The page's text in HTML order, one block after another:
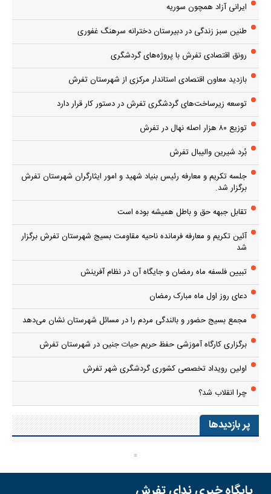
ایرانی آزاد همچون سوریه
طنین سبز زندگی در دبیرستان دخترانه سرهنگ غفوری
رونق اقتصادی تفرش با پروژه‌های گردشگری
بازدید معاون اقتصادی استاندار مرکزی از شهرستان تفرش
توسعه زیرساخت‌های گردشگری تفرش در دستور کار قرار دارد
توزیع ۸۰ هزار اصله نهال در تفرش
بُرد شیرین والیبال تفرش
جلسه تکریم و معارفه رئیس بنیاد شهید و امور ایثارگران شهرستان تفرش
برگزار شد.
تقابل جبهه حق و باطل همیشه بوده است
آئین تکریم و معارفه فرمانده ناحیه مقاومت بسیج شهرستان تفرش برگزار
شد
تبیین فلسفه ماه رمضان و جایگاه آن در نظام آفرینش
دعای روز اول ماه مبارک رمضان
مجمع بسیج حضور و بالندگی مردم را در مسائل شهرستان نشان می‌دهد
برگزاری کارگاه آموزشی حفظ حریم حیات جنین در شهرستان تفرش
اولین رویداد تخصصی کشوری گردشگری شهر تفرش
چرا انقلاب شد؟
پر بازدیدها